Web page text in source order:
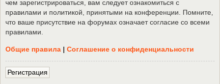
чем зарегистрироваться, вам следует ознакомиться с
правилами и политикой, принятыми на конференции. Помните,
что ваше присутствие на форумах означает согласие со всеми
правилами.
Общие правила | Соглашение о конфиденциальности
Регистрация